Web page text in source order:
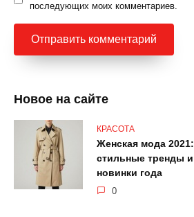
последующих моих комментариев.
Новое на сайте
КРАСОТА
Женская мода 2021:
стильные тренды и
новинки года
0